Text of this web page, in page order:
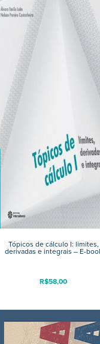
Tópicos de cálculo I: limites,
derivadas e integrais – E-
R$58,00